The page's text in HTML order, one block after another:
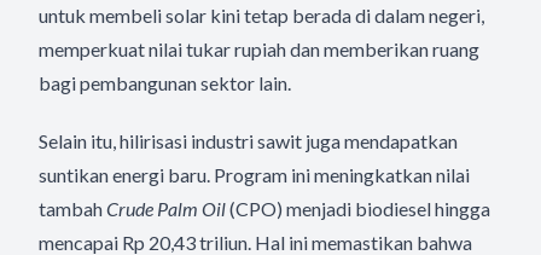
untuk membeli solar kini tetap berada di dalam negeri,
memperkuat nilai tukar rupiah dan memberikan ruang
bagi pembangunan sektor lain.
Selain itu, hilirisasi industri sawit juga mendapatkan
suntikan energi baru. Program ini meningkatkan nilai
tambahCrude Palm Oil(CPO) menjadi biodiesel hingga
mencapai Rp 20,43 triliun. Hal ini memastikan bahwa